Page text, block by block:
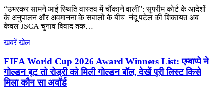
“उभरकर सामने आई स्थिति वास्तव में चौंकाने वाली”: सुप्रीम कोर्ट के आदेशों
के अनुपालन और अवमानना के सवालों के बीच नंदू पटेल की शिकायत अब
केवल JSCA चुनाव विवाद तक…
खबरें खेल
FIFA World Cup 2026 Award Winners List: एम्बाप्पे ने
गोल्डन बूट तो रोड्री को मिली गोल्डन बॉल, देखें पूरी लिस्ट किसे
मिला कौन सा अवॉर्ड